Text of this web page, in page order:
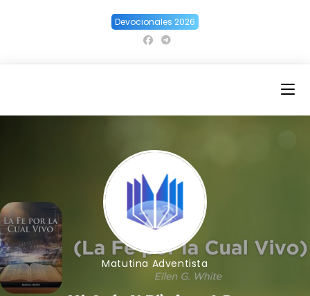
Devocionales 2026
Matutina Adventista